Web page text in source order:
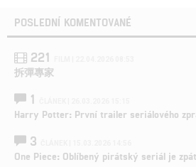
POSLEDNÍ KOMENTOVANÉ
221
拆彈專家
1
Harry Potter: První trailer seriálového
3
One Piece: Oblíbený pirátský seriál je